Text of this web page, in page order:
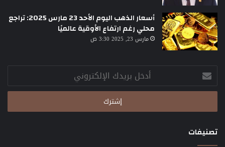
أسعار الذهب اليوم الأحد 23 مارس 2025: تراجع
محلي رغم ارتفاع الأوقية عالميًا
مارس 23, 2025 3:30 ص
أدخل
بريدك
الإلكتروني
تصنيفات